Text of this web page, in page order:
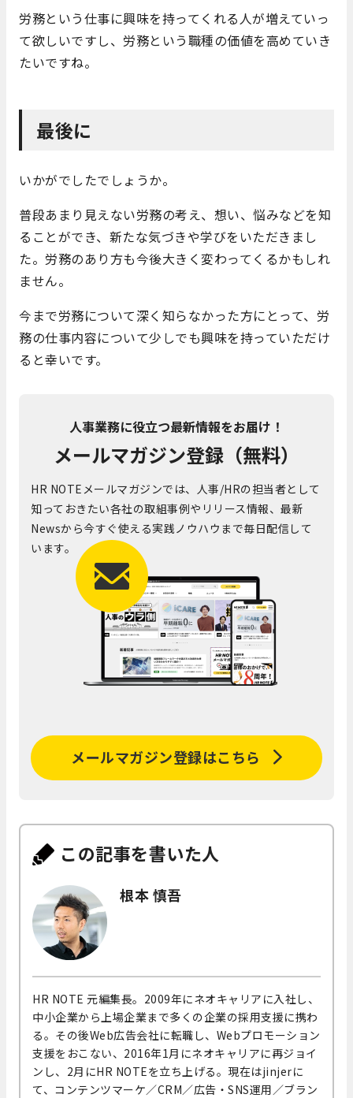
労務という仕事に興味を持ってくれる人が増えていっ
て欲しいですし、労務という職種の価値を高めていき
たいですね。
最後に
いかがでしたでしょうか。
普段あまり見えない労務の考え、想い、悩みなどを知
ることができ、新たな気づきや学びをいただきまし
た。労務のあり方も今後大きく変わってくるかもしれ
ません。
今まで労務について深く知らなかった方にとって、労
務の仕事内容について少しでも興味を持っていただけ
ると幸いです。
人事業務に役立つ最新情報をお届け！
メールマガジン登録（無料）
HR NOTEメールマガジンでは、人事/HRの担当者として
知っておきたい各社の取組事例やリリース情報、最新
Newsから今すぐ使える実践ノウハウまで毎日配信して
います。
メールマガジン登録はこちら
この記事を書いた人
根本 慎吾
HR NOTE 元編集長。2009年にネオキャリアに入社し、
中小企業から上場企業まで多くの企業の採用支援に携わ
る。その後Web広告会社に転職し、Webプロモーション
支援をおこない、2016年1月にネオキャリアに再ジョイ
ンし、2月にHR NOTEを立ち上げる。現在はjinjerに
て、コンテンツマーケ／CRM／広告・SNS運用／ブラン